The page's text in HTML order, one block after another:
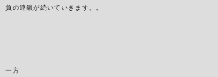
負の連鎖が続いていきます。。
一方